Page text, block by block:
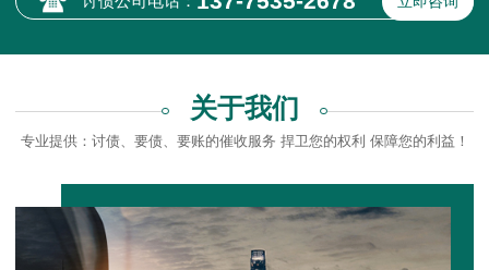
关于我们
专业提供：讨债、要债、要账的催收服务 捍卫您的权利 保障您的利益！